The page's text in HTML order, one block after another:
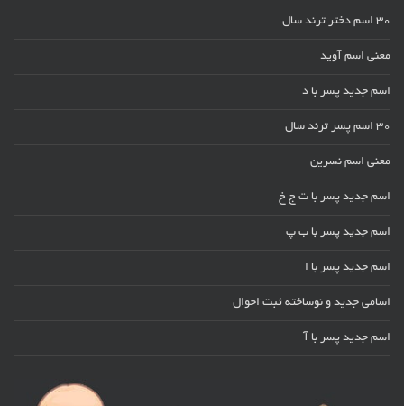
30 اسم دختر ترند سال
معنی اسم آوید
اسم جدید پسر با د
30 اسم پسر ترند سال
معنی اسم نسرین
اسم جدید پسر با ت ج خ
اسم جدید پسر با ب پ
اسم جدید پسر با ا
اسامی جدید و نوساخته ثبت احوال
اسم جدید پسر با آ